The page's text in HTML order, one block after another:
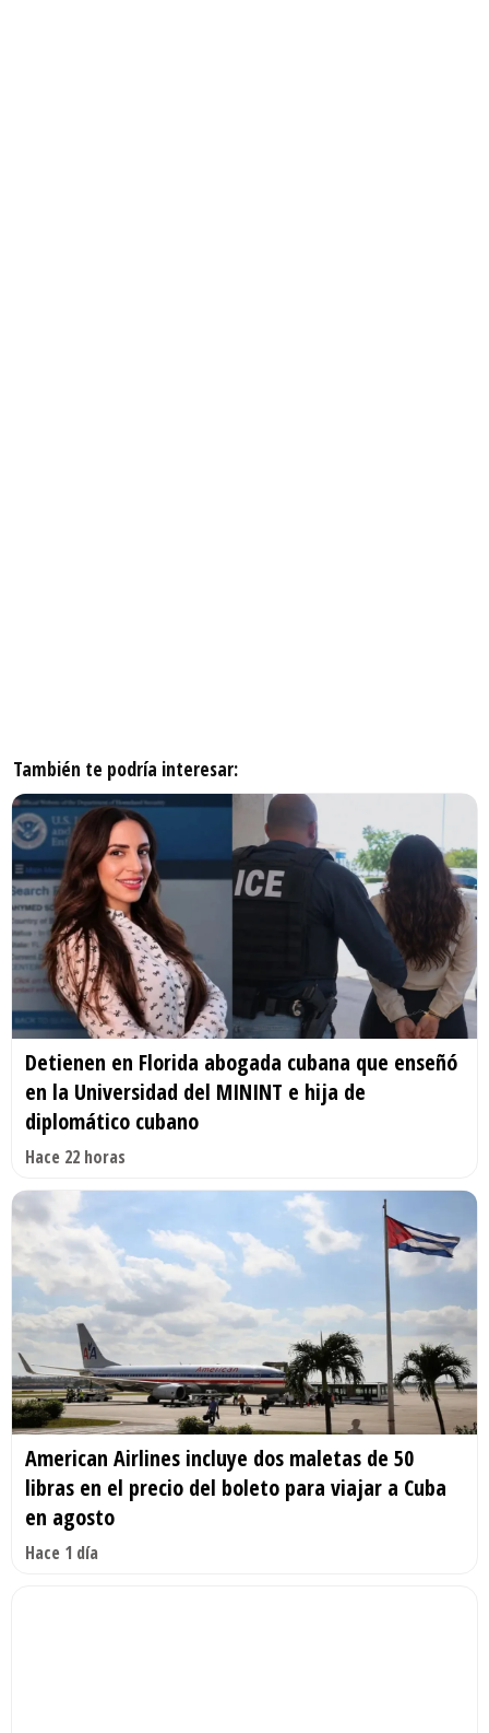
También te podría interesar:
Detienen en Florida abogada cubana que enseñó
en la Universidad del MININT e hija de
diplomático cubano
Hace 22 horas
American Airlines incluye dos maletas de 50
libras en el precio del boleto para viajar a Cuba
en agosto
Hace 1 día